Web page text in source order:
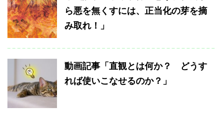
ら悪を無くすには、正当化の芽を摘
み取れ！」
動画記事「直観とは何か？ どうす
れば使いこなせるのか？」